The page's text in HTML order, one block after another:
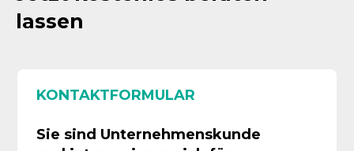
lassen
KONTAKTFORMULAR
Sie sind Unternehmenskunde